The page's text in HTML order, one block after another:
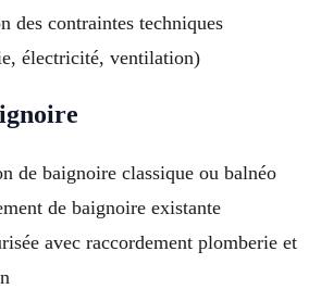
des contraintes techniques
électricité, ventilation)
de baignoire classique ou balnéo
de baignoire existante
avec raccordement plomberie et